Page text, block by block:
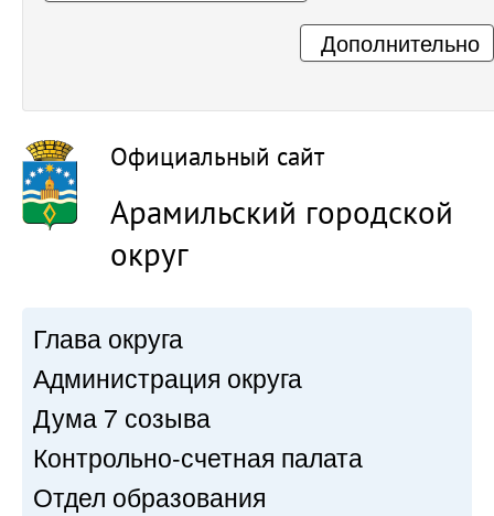
Дополнительно
Официальный сайт
Арамильский городской
округ
Глава округа
Администрация округа
Дума 7 созыва
Контрольно-счетная палата
Отдел образования